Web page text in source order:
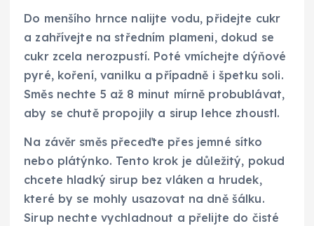
Do menšího hrnce nalijte vodu, přidejte cukr
a zahřívejte na středním plameni, dokud se
cukr zcela nerozpustí. Poté vmíchejte dýňové
pyré, koření, vanilku a případně i špetku soli.
Směs nechte 5 až 8 minut mírně probublávat,
aby se chutě propojily a sirup lehce zhoustl.
Na závěr směs přeceďte přes jemné sítko
nebo plátýnko. Tento krok je důležitý, pokud
chcete hladký sirup bez vláken a hrudek,
které by se mohly usazovat na dně šálku.
Sirup nechte vychladnout a přelijte do čisté